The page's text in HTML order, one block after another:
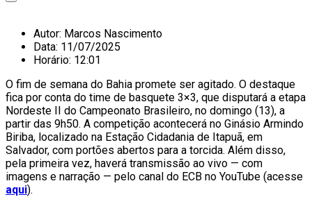
Autor: Marcos Nascimento
Data: 11/07/2025
Horário: 12:01
O fim de semana do Bahia promete ser agitado. O destaque
fica por conta do time de basquete 3×3, que disputará a etapa
Nordeste II do Campeonato Brasileiro, no domingo (13), a
partir das 9h50. A competição acontecerá no Ginásio Armindo
Biriba, localizado na Estação Cidadania de Itapuã, em
Salvador, com portões abertos para a torcida. Além disso,
pela primeira vez, haverá transmissão ao vivo — com
imagens e narração — pelo canal do ECB no YouTube (acesse
aqui).